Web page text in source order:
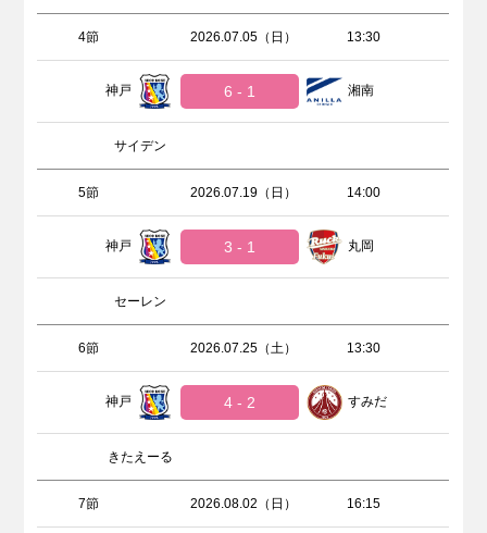
4節 2026.07.05（日） 13:30
神戸 6 - 1 湘南
サイデン
5節 2026.07.19（日） 14:00
神戸 3 - 1 丸岡
セーレン
6節 2026.07.25（土） 13:30
神戸 4 - 2 すみだ
きたえーる
7節 2026.08.02（日） 16:15